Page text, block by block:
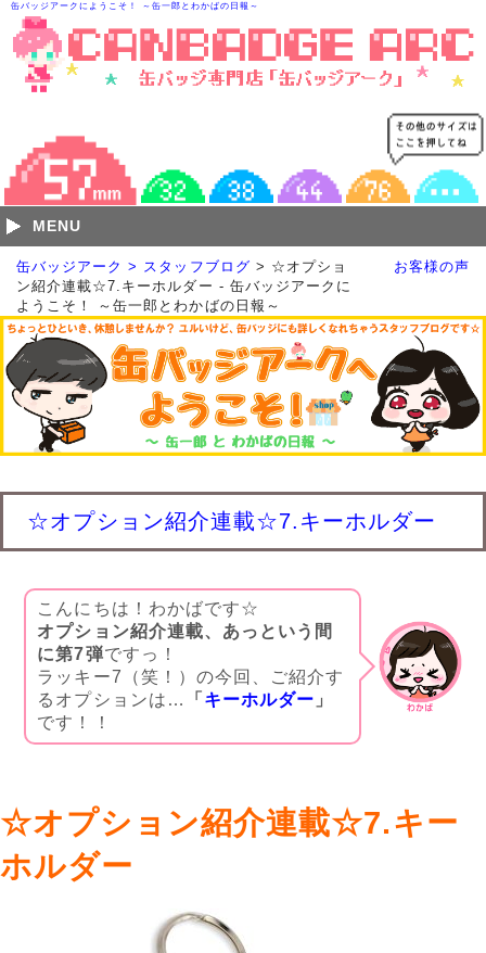
缶バッジアークにようこそ！ ～缶一郎とわかばの日報～
MENU
缶バッジアーク > スタッフブログ > ☆オプショ
ン紹介連載☆7.キーホルダー - 缶バッジアークに
ようこそ！ ～缶一郎とわかばの日報～
お客様の声
☆オプション紹介連載☆7.キーホルダー
こんにちは！わかばです☆
オプション紹介連載、あっという間
に第7弾ですっ！
ラッキー7（笑！）の今回、ご紹介す
るオプションは…
「 キーホルダー 」
です！！
☆オプション紹介連載☆7.キー
ホルダー